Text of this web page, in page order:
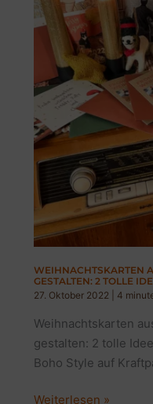
WEIHNACHTSKARTEN
GESTALTEN: 2 TOLLE
27. Oktober 2022
4
Weihnachtskarten
gestalten: 2 tolle
Boho Style auf
Weihnachtskarten
Weiterlesen »